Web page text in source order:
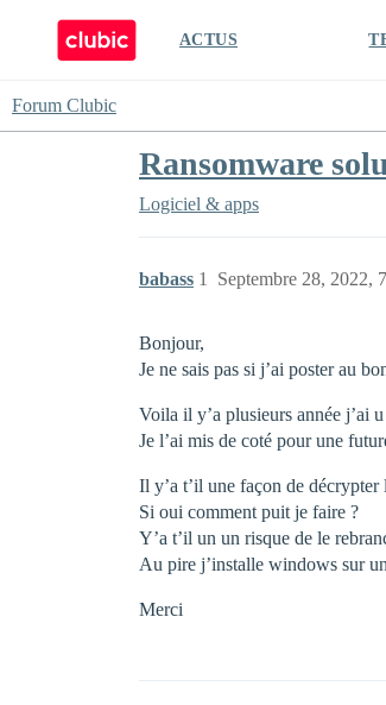
ACTUS
Forum Clubic
Ransomware
Logiciel & apps
babass Septembre 28, 2022,
1
Bonjour,
Je ne sais pas si j’ai poster au
Voila il y’a plusieurs année j’ai
Je l’ai mis de coté pour une
Il y’a t’il une façon de décrypter
Si oui comment puit je faire ?
Y’a t’il un un risque de le
Au pire j’installe windows sur
Merci